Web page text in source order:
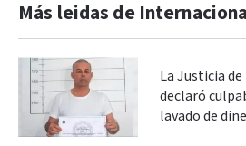
Más leidas de
La Justicia
declaró
lavado de